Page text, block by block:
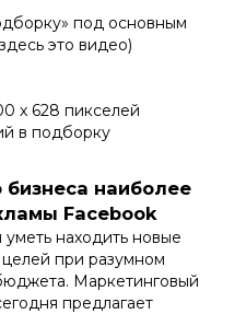
под основным
это видео)
x 628 пикселей
в подборку
наиболее
Facebook
находить новые
при разумном
Маркетинговый
предлагает